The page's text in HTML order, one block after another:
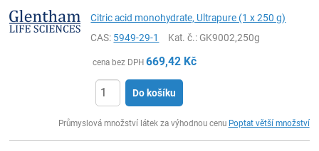
Citric acid monohydrate, Ultrapure (1 x 250 g)
CAS: 5949-29-1 Kat. č.: GK9002,250g
cena bez DPH 669,42 Kč
Do košíku
Průmyslová množství látek za výhodnou cenu Poptat větší množství